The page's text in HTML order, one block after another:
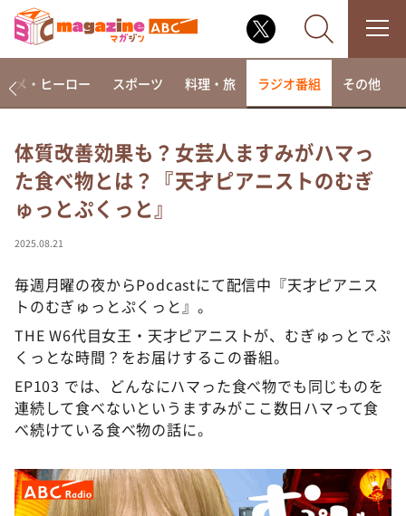
なるみ・岡村の過ぎるTV
相席食堂
これ余談なんですけど・・・
て真剣です
探偵！ナイトスクープ
news おかえり
河合＆A.B.C-Z塚田×福井アナ「なんでやねん！？」
（news おかえり）
DAIGOも台所 ～きょうの献立 何にする？～
本日はダイアンなり！シーズン２
朝だ！生です旅サラダ
教えて！ニュースライブ 正義のミカタ
メ・ヒーロー スポーツ 料理・旅 ラジオ番組 その他
体質改善効果も？女芸人ますみがハマっ
た食べ物とは？『天才ピアニストのむぎ
ゅっとぷくっと』
2025.08.21
毎週月曜の夜からPodcastにて配信中『天才ピアニス
トのむぎゅっとぷくっと』。
THE W6代目女王・天才ピアニストが、むぎゅっとでぷ
くっとな時間？をお届けするこの番組。
EP103 では、どんなにハマった食べ物でも同じものを
連続して食べないというますみがここ数日ハマって食
べ続けている食べ物の話に。